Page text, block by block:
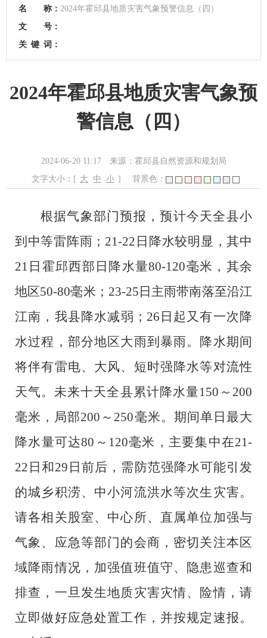
名 称： 2024年霍邱县地质灾害气象预警信息（四）
文 号：
关 键 词：
2024年霍邱县地质灾害气象预
警信息（四）
2024-06-20 11:17
来源：霍邱县自然资源和规划局
文字大小：[ 大 中 小 ] 背景色：
根据气象部门预报，预计今天全县小
到中等雷阵雨； 21-22日降水较明显，其中
21日霍邱西部日降水量80-120毫米，其余
地区50-80毫米；23-25日主雨带南落至沿江
江南，我县降水减弱；26日起又有一次降
水过程，部分地区大雨到暴雨。降水期间
将伴有雷电、大风、短时强降水等对流性
天气。未来十天全县累计降水量150～200
毫米，局部200～250毫米。期间单日最大
降水量可达80～120毫米，主要集中在21-
22日和29日前后，需防范强降水可能引发
的城乡积涝、中小河流洪水等次生灾害。
请各相关股室、中心所、直属单位加强与
气象、应急等部门的会商，密切关注本区
域降雨情况，加强值班值守、隐患巡查和
排查，一旦发生地质灾害灾情、险情，请
立即做好应急处置工作，并按规定速报。